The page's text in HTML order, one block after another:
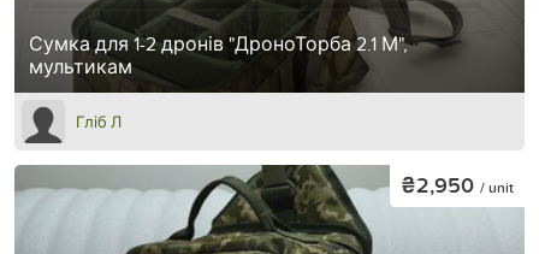
Сумка для 1-2 дронів "ДроноТорба 2.1 М",
мультикам
Гліб Л
₴2,950 / unit